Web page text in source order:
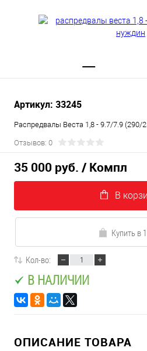
Артикул: 33245
Распредвалы Веста 1,8 - 9.7/7.9 (290/
Отзывов: 0
35 000 руб. / Компл
В
Купить в
Кол-во:
В НАЛИЧИИ
ОПИСАНИЕ ТОВАРА